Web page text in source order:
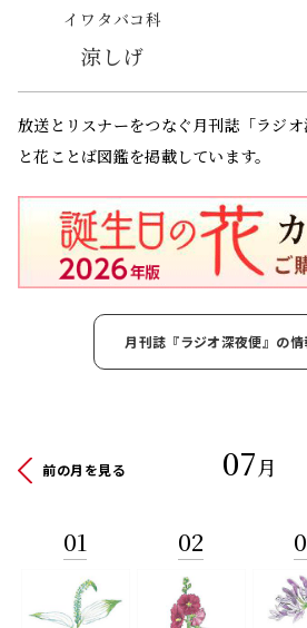
イワタバコ科
涼しげ
放送とリスナーをつなぐ月刊誌「ラジ
と花ことば図鑑を掲載しています。
月刊誌『ラジオ深夜便』の情
前の月を見る 07月
01 02